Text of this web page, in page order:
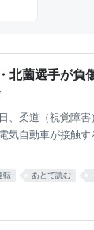
北薗選手が負
、柔道（視覚障
気自動車が接触
転 あとで読む